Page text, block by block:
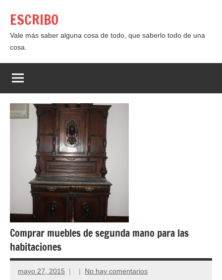
contenido
ESCRIBO
Vale más saber alguna cosa de todo, que saberlo todo de una
cosa.
Comprar muebles de segunda mano para las
habitaciones
mayo 27, 2015 No hay comentarios